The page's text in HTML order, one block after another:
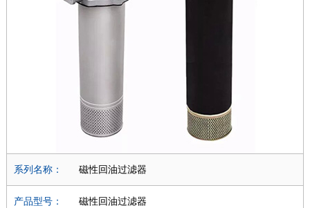
系列名称： 磁性回油过滤器
产品型号： 磁性回油过滤器